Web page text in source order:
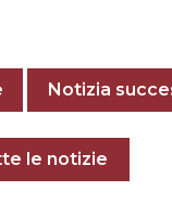
Previous page
Next page
Notizia
notizie
le notizie